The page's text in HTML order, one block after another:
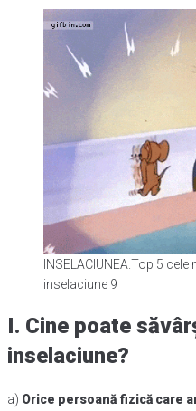
INSELACIUNEA.Top 5
inselaciune 9
I. Cine poate s
inselaciune?
a) Orice persoană fizică care